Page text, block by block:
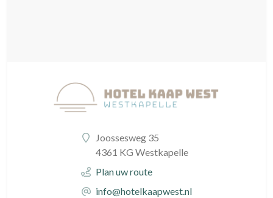
Joossesweg 35
4361 KG Westkapelle
Plan uw route
info@hotelkaapwest.nl